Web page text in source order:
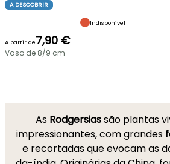
A DESCOBRIR
Indisponível
A partir de7,90 €
Vaso de 8/9 cm
As Rodgersiassão plantas
impressionantes, com grandes
e recortadas que evocam as